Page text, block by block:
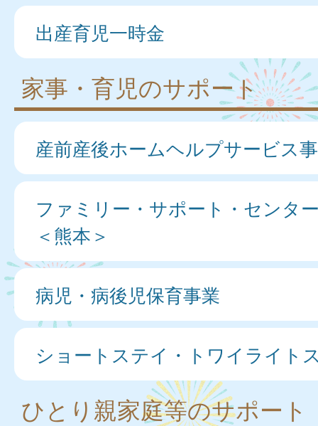
出産育児一時金
家事・育児のサポート
産前産後ホームヘルプサービス
ファミリー・サポート・センタ
＜熊本＞
病児・病後児保育事業
ショートステイ・トワイライト
ひとり親家庭等のサポート